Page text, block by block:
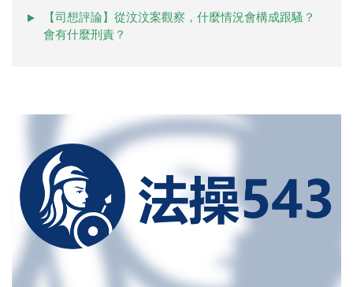
【司想評論】從汶汶案觀察，什麼情況會構成跟騷？
會有什麼刑責？